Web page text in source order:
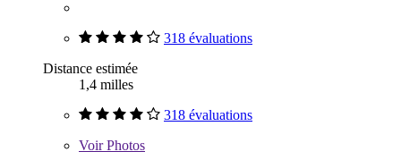
318 évaluations
Distance estimée
1,4 milles
318 évaluations
VoirPhotos